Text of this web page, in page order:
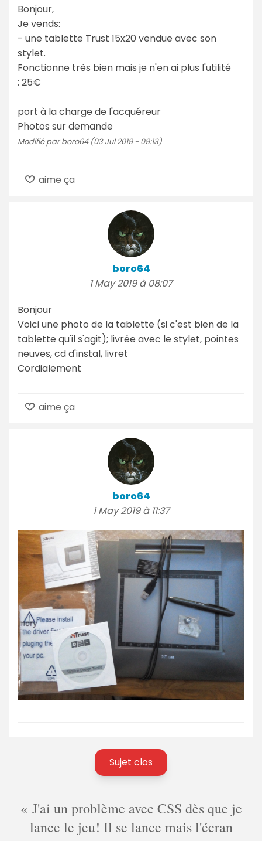
Bonjour,
Je vends:
- une tablette Trust 15x20 vendue avec son
stylet.
Fonctionne très bien mais je n'en ai plus l'utilité
: 25€
port à la charge de l'acquéreur
Photos sur demande
Modifié par boro64 (03 Jul 2019 - 09:13)
aime ça
boro64
1 May 2019 à 08:07
Bonjour
Voici une photo de la tablette (si c'est bien de la
tablette qu'il s'agit); livrée avec le stylet, pointes
neuves, cd d'instal, livret
Cordialement
aime ça
boro64
1 May 2019 à 11:37
Sujet clos
J'ai un problème avec CSS dès que je
lance le jeu! Il se lance mais l'écran